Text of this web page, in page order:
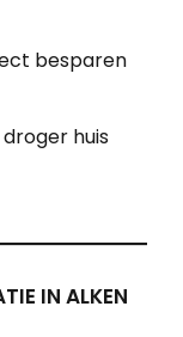
besparen
droger huis
IN ALKEN